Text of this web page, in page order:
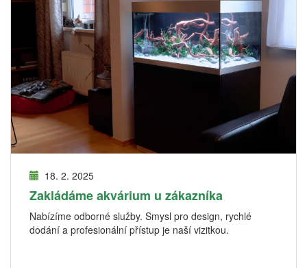
18. 2. 2025
Zakládáme akvárium u zákazníka
Nabízíme odborné služby. Smysl pro design, rychlé
dodání a profesionální přístup je naší vizitkou.